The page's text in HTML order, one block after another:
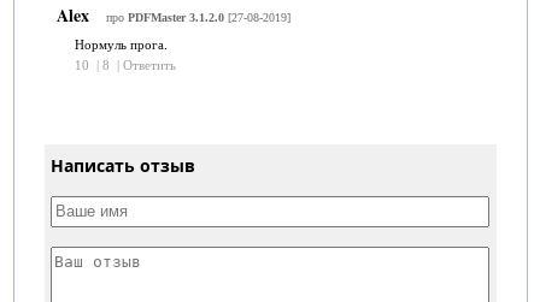
Alex про PDFMaster 3.1.2.0[27-08-2019]
Нормуль прога.
10
| 8 | Ответить
Написать отзыв